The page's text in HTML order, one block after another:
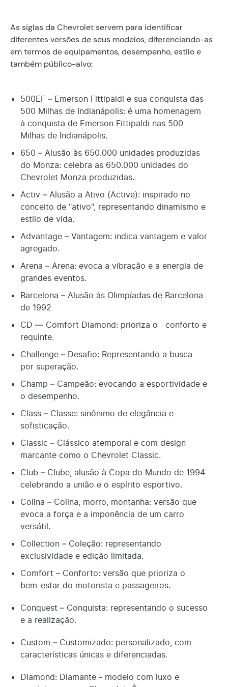
As siglas da Chevrolet servem para identificar
diferentes versões de seus modelos, diferenciando-as
em termos de equipamentos, desempenho, estilo e
também público-alvo:
500EF – Emerson Fittipaldi e sua conquista das
500 Milhas de Indianápolis: é uma homenagem
à conquista de Emerson Fittipaldi nas 500
Milhas de Indianápolis.
650 – Alusão às 650.000 unidades produzidas
do Monza: celebra as 650.000 unidades do
Chevrolet Monza produzidas.
Activ – Alusão a Ativo (Active): inspirado no
conceito de "ativo", representando dinamismo e
estilo de vida.
Advantage – Vantagem: indica vantagem e valor
agregado.
Arena – Arena: evoca a vibração e a energia de
grandes eventos.
Barcelona – Alusão às Olimpíadas de Barcelona
de 1992
CD — Comfort Diamond: prioriza o conforto e
requinte.
Challenge – Desafio: Representando a busca
por superação.
Champ – Campeão: evocando a esportividade e
o desempenho.
Class – Classe: sinônimo de elegância e
sofisticação.
Classic – Clássico atemporal e com design
marcante como o Chevrolet Classic.
Club – Clube, alusão à Copa do Mundo de 1994
celebrando a união e o espírito esportivo.
Colina – Colina, morro, montanha: versão que
evoca a força e a imponência de um carro
versátil.
Collection – Coleção: representando
exclusividade e edição limitada.
Comfort – Conforto: versão que prioriza o
bem-estar do motorista e passageiros.
Conquest – Conquista: representando o sucesso
e a realização.
Custom – Customizado: personalizado, com
características únicas e diferenciadas.
Diamond: Diamante - modelo com luxo e